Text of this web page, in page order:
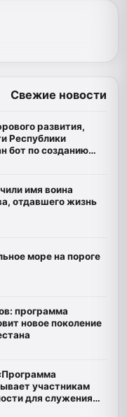
Свежие новости
развития,
Республики
бот по созданию
языков народов
имя воина
отдавшего жизнь
море на пороге
программа
новое поколение
участникам
для служения